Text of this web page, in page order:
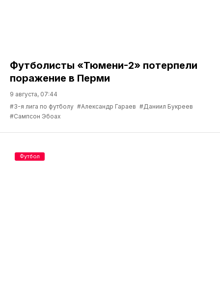
Футболисты «Тюмени-2» потерпели
поражение в Перми
9 августа, 07:44
#3-я лига по футболу #Александр Гараев #Даниил Букреев
#Сампсон Эбоах
Футбол